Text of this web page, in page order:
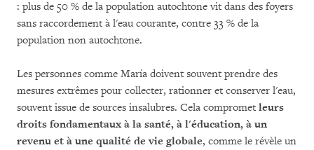
: plus de 50 % de la population autochtone vit dans des foyers
sans raccordement à l'eau courante, contre 33 % de la
population non autochtone.
Les personnes comme María doivent souvent prendre des
mesures extrêmes pour collecter, rationner et conserver l'eau,
souvent issue de sources insalubres. Cela compromet leurs
droits fondamentaux à la santé, à l'éducation, à un
revenu et à une qualité de vie globale, comme le révèle un